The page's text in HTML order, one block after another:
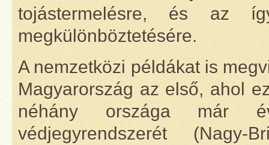
tojástermelésre, és az
megkülönböztetésére.
A nemzetközi példákat is
Magyarország az első, ahol
néhány országa már
védjegyrendszerét